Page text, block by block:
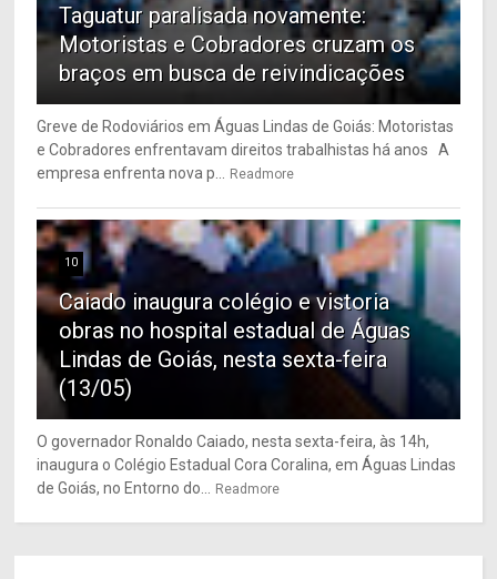
Taguatur paralisada novamente:
Motoristas e Cobradores cruzam os
braços em busca de reivindicações
Greve de Rodoviários em Águas Lindas de Goiás: Motoristas
e Cobradores enfrentavam direitos trabalhistas há anos A
empresa enfrenta nova p...
Readmore
10
Caiado inaugura colégio e vistoria
obras no hospital estadual de Águas
Lindas de Goiás, nesta sexta-feira
(13/05)
O governador Ronaldo Caiado, nesta sexta-feira, às 14h,
inaugura o Colégio Estadual Cora Coralina, em Águas Lindas
de Goiás, no Entorno do...
Readmore